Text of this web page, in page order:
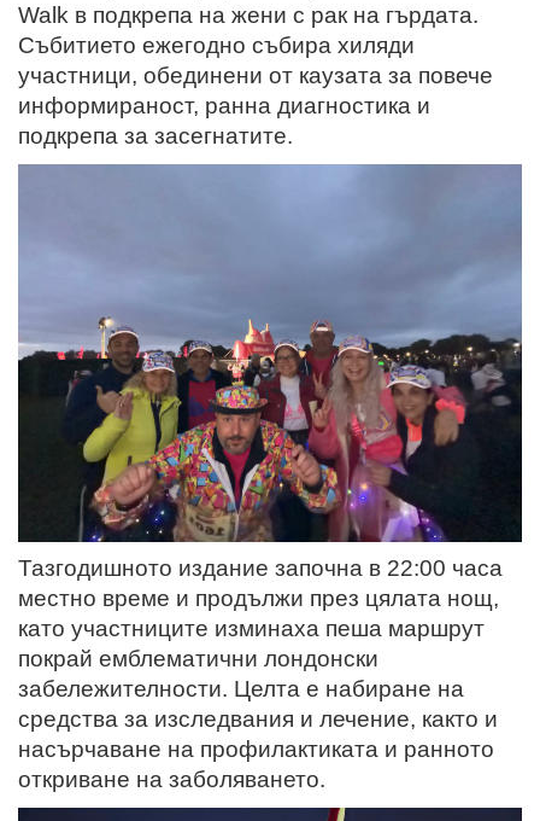
Walk в подкрепа на жени с рак на гърдата.
Събитието ежегодно събира хиляди
участници, обединени от каузата за повече
информираност, ранна диагностика и
подкрепа за засегнатите.
Тазгодишното издание започна в 22:00 часа
местно време и продължи през цялата нощ,
като участниците изминаха пеша маршрут
покрай емблематични лондонски
забележителности. Целта е набиране на
средства за изследвания и лечение, както и
насърчаване на профилактиката и ранното
откриване на заболяването.